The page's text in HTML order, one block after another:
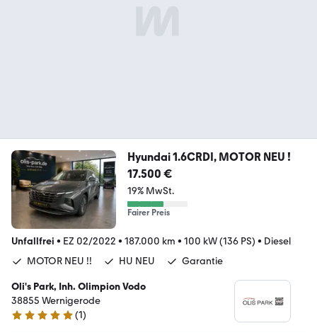
Hyundai 1.6CRDI, MOTOR NEU !
17.500 €
19% MwSt.
Fairer Preis
Unfallfrei • EZ 02/2022 • 187.000 km • 100 kW (136 PS) • Diesel
MOTOR NEU !!
HU NEU Garantie
Oli's Park, Inh. Olimpion Vodo
38855 Wernigerode
5 Sterne
(1)